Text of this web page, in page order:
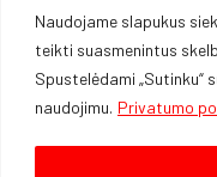
Naudojame slapukus
teikti suasmenintus
Spustelėdami „Sutinku“
naudojimu. Privatumo
Prekių pristatymas
Prekių grąžinimas
Privatumo politika
Slapukų naudojimas